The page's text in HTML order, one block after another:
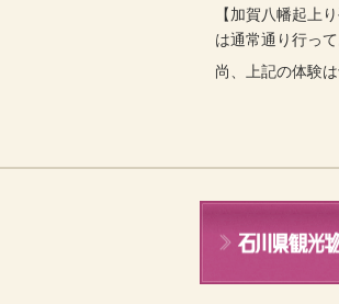
【加賀八幡起上
は通常通り行って
尚、上記の体験